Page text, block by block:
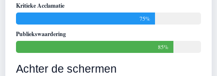
Kritieke Acclamatie
75%
Publiekswaardering
85%
Achter de schermen